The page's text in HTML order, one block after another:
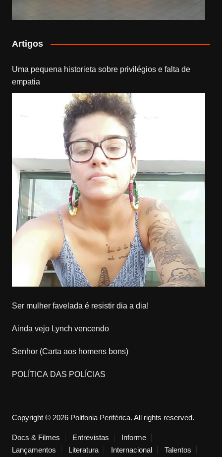
Artigos
Uma pequena historieta sobre privilégios e falta de
empatia
Ser mulher favelada é resistir dia a dia!
Ainda vejo Lynch vencendo
Senhor (Carta aos homens bons)
POLÍTICA DAS POLÍCIAS
Copyright © 2026 Polifonia Periférica. All rights reserved.
Docs & Filmes Entrevistas
Informe
Lançamentos
Literatura Internacional Talentos